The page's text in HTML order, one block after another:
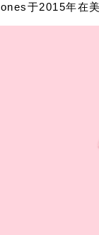
于2015年在